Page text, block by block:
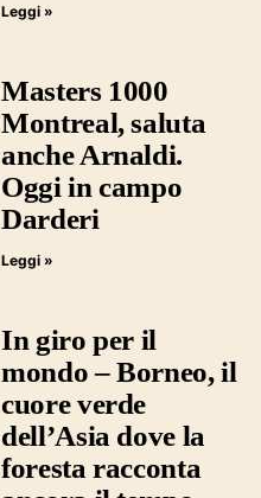
Leggi »
Masters 1000
Montreal, saluta
anche Arnaldi.
Oggi in campo
Darderi
Leggi »
In giro per il
mondo – Borneo, il
cuore verde
dell’Asia dove la
foresta racconta